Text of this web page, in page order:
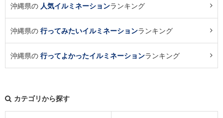
沖縄県の 人気イルミネーションランキング
沖縄県の 行ってみたいイルミネーションランキング
沖縄県の 行ってよかったイルミネーションランキング
カテゴリから探す